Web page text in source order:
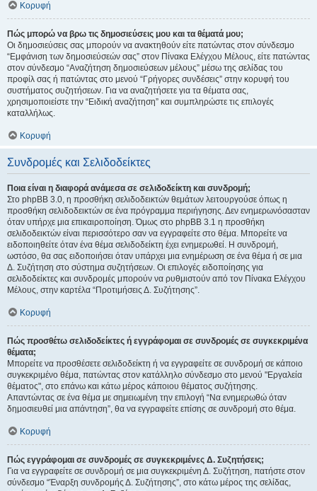
Κορυφή
Πώς μπορώ να βρω τις δημοσιεύσεις μου και τα θέματά μου;
Οι δημοσιεύσεις σας μπορούν να ανακτηθούν είτε πατώντας στον σύνδεσμο
“Εμφάνιση των δημοσιεύσεών σας” στον Πίνακα Ελέγχου Μέλους, είτε πατώντας
στον σύνδεσμο “Αναζήτηση δημοσιεύσεων μέλους” μέσω της σελίδας του
προφίλ σας ή πατώντας στο μενού “Γρήγορες συνδέσεις” στην κορυφή του
συστήματος συζητήσεων. Για να αναζητήσετε για τα θέματα σας,
χρησιμοποιείστε την “Ειδική αναζήτηση” και συμπληρώστε τις επιλογές
καταλλήλως.
Κορυφή
Συνδρομές και Σελιδοδείκτες
Ποια είναι η διαφορά ανάμεσα σε σελιδοδείκτη και συνδρομή;
Στο phpBB 3.0, η προσθήκη σελιδοδεικτών θεμάτων λειτουργούσε όπως η
προσθήκη σελιδοδεικτών σε ένα πρόγραμμα περιήγησης. Δεν ενημερωνόσασταν
όταν υπήρχε μια επικαιροποίηση. Όμως στο phpBB 3.1 η προσθήκη
σελιδοδεικτών είναι περισσότερο σαν να εγγραφείτε στο θέμα. Μπορείτε να
ειδοποιηθείτε όταν ένα θέμα σελιδοδείκτη έχει ενημερωθεί. Η συνδρομή,
ωστόσο, θα σας ειδοποιήσει όταν υπάρχει μια ενημέρωση σε ένα θέμα ή σε μια
Δ. Συζήτηση στο σύστημα συζητήσεων. Οι επιλογές ειδοποίησης για
σελιδοδείκτες και συνδρομές μπορούν να ρυθμιστούν από τον Πίνακα Ελέγχου
Μέλους, στην καρτέλα “Προτιμήσεις Δ. Συζήτησης”.
Κορυφή
Πώς προσθέτω σελιδοδείκτες ή εγγράφομαι σε συνδρομές σε συγκεκριμένα
θέματα;
Μπορείτε να προσθέσετε σελιδοδείκτη ή να εγγραφείτε σε συνδρομή σε κάποιο
συγκεκριμένο θέμα, πατώντας στον κατάλληλο σύνδεσμο στο μενού "Εργαλεία
θέματος", στο επάνω και κάτω μέρος κάποιου θέματος συζήτησης.
Απαντώντας σε ένα θέμα με σημειωμένη την επιλογή “Να ενημερωθώ όταν
δημοσιευθεί μια απάντηση”, θα να εγγραφείτε επίσης σε συνδρομή στο θέμα.
Κορυφή
Πώς εγγράφομαι σε συνδρομές σε συγκεκριμένες Δ. Συζητήσεις;
Για να εγγραφείτε σε συνδρομή σε μια συγκεκριμένη Δ. Συζήτηση, πατήστε στον
σύνδεσμο “Έναρξη συνδρομής Δ. Συζήτησης”, στο κάτω μέρος της σελίδας,